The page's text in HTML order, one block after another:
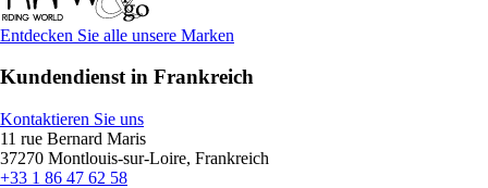
Entdecken Sie alle unsere Marken
Kundendienst in Frankreich
Kontaktieren Sie uns
11 rue Bernard Maris
37270 Montlouis-sur-Loire, Frankreich
+33 1 86 47 62 58